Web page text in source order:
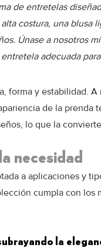
de entretelas
costura, una blusa
Únase a nosotros
adecuada
forma y estabilidad.
de la prenda
lo que la
necesidad
a aplicaciones y
cumpla con los
la